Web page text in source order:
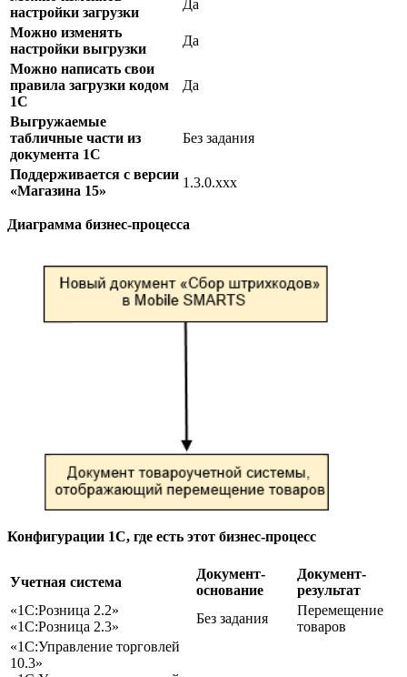
настройки загрузки
Да
Можно изменять
настройки выгрузки
Да
Можно написать свои
правила загрузки кодом
1С
Да
Выгружаемые
табличные части из
документа 1С
Без задания
Поддерживается с версии
«Магазина 15»
1.3.0.ххх
Диаграмма бизнес-процесса
Конфигурации 1С, где есть этот бизнес-процесс
Учетная система
Документ-
основание
Документ-
результат
«1С:Розница 2.2»
«1С:Розница 2.3»
Без задания
Перемещение
товаров
«1С:Управление торговлей
10.3»